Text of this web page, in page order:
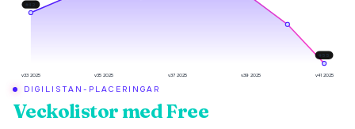
# 42
# 55
v33 2025 v35 2025 v37 2025 v39 2025 v41 2025
DIGILISTAN-PLACERINGAR
Veckolistor medFree